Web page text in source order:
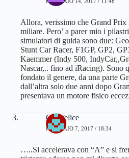
Allora, verissimo che Grand Prix
miliare. Pero’ a parer mio i
simulatori di guida sono due:
Stunt Car Racer, F1GP, GP2,
Kaemmer (Indy 500,
Nascar,.. fino ad iRacing). Sono
fondato il genere, da una parte
dall’altra solo due anni dopo
presentava un motore fisico
Gianfelice
FEBBRAIO 7, 2017 / 18:34
…..Si accelerava con “A” e si